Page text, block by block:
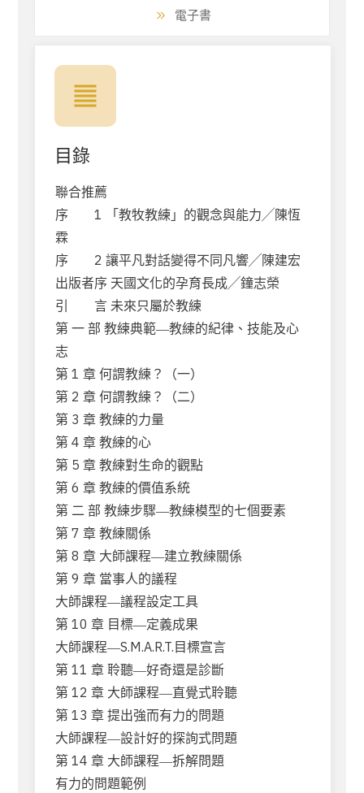
電子書
目錄
聯合推薦
序 1 「教牧教練」的觀念與能力╱陳恆
霖
序 2 讓平凡對話變得不同凡響╱陳建宏
出版者序 天國文化的孕育長成╱鐘志榮
引 言 未來只屬於教練
第 一 部 教練典範―教練的紀律、技能及心
志
第 1 章 何謂教練？（一）
第 2 章 何謂教練？（二）
第 3 章 教練的力量
第 4 章 教練的心
第 5 章 教練對生命的觀點
第 6 章 教練的價值系統
第 二 部 教練步驟―教練模型的七個要素
第 7 章 教練關係
第 8 章 大師課程―建立教練關係
第 9 章 當事人的議程
大師課程―議程設定工具
第 10 章 目標―定義成果
大師課程―S.M.A.R.T.目標宣言
第 11 章 聆聽―好奇還是診斷
第 12 章 大師課程―直覺式聆聽
第 13 章 提出強而有力的問題
大師課程―設計好的探詢式問題
第 14 章 大師課程―拆解問題
有力的問題範例